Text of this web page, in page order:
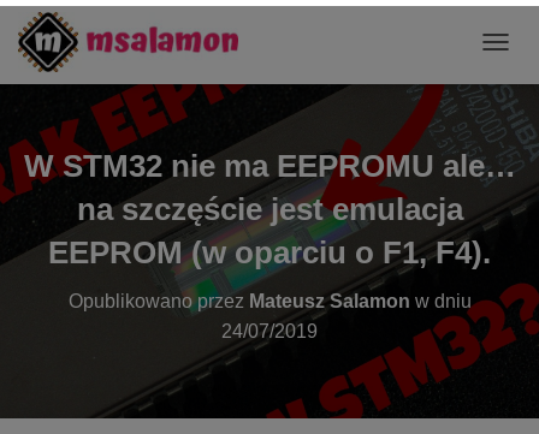
R
Z
E
Ł
Ą
Z
W
G
W STM32 nie ma EEPROMU ale…
na szczęście jest emulacja
EEPROM (w oparciu o F1, F4).
Opublikowano przez Mateusz Salamon w dniu
24/07/2019